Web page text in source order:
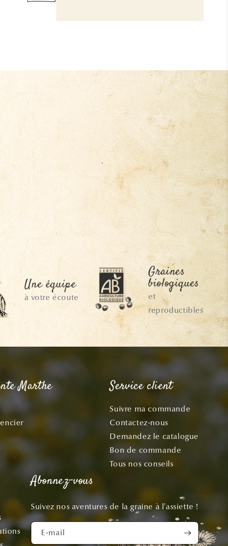
Une équipe
à votre écoute
Graines
biologiques
et
reproductibles
Marthe Service client
Suivre ma commande
Contactez-nous
Demandez le catalogue
Bon de commande
Tous nos conseils
Abonnez-vous
Suivez nos aventures de la graine à l'assiette !
E-mail